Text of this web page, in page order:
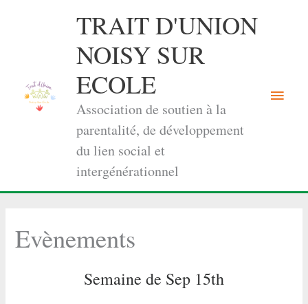
TRAIT D'UNION
NOISY SUR
ECOLE
Association de soutien à la
parentalité, de développement
du lien social et
intergénérationnel
Menu
Evènements
Semaine de Sep 15th